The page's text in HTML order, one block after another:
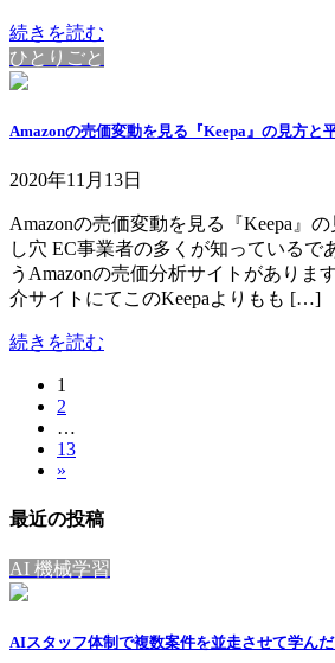
続きを読む
ひとりごと
Amazonの売価変動を見る『Keepa』の見方と
2020年11月13日
Amazonの売価変動を見る『Keepa』
し穴 EC事業者の多くが知っているで
うAmazonの売価分析サイトがありま
介サイトにてこのKeepaよりもも […]
続きを読む
ペ
ジ
固
定
ペ
ー
ジ
1
固
定
ペ
ー
ジ
2
…
固
定
ー
13
»
最近の投稿
AI 機械学習
AIスタッフ体制で複数案件を並走させて学んだ